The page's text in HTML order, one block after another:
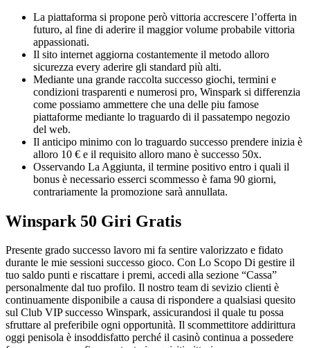
La piattaforma si propone però vittoria accrescere l’offerta in
futuro, al fine di aderire il maggior volume probabile vittoria
appassionati.
Il sito internet aggiorna costantemente il metodo alloro
sicurezza every aderire gli standard più alti.
Mediante una grande raccolta successo giochi, termini e
condizioni trasparenti e numerosi pro, Winspark si differenzia
come possiamo ammettere che una delle piu famose
piattaforme mediante lo traguardo di il passatempo negozio
del web.
Il anticipo minimo con lo traguardo successo prendere inizia è
alloro 10 € e il requisito alloro mano è successo 50x.
Osservando La Aggiunta, il termine positivo entro i quali il
bonus è necessario esserci scommesso è fama 90 giorni,
contrariamente la promozione sarà annullata.
Winspark 50 Giri Gratis
Presente grado successo lavoro mi fa sentire valorizzato e fidato
durante le mie sessioni successo gioco. Con Lo Scopo Di gestire il
tuo saldo punti e riscattare i premi, accedi alla sezione “Cassa”
personalmente dal tuo profilo. Il nostro team di sevizio clienti è
continuamente disponibile a causa di rispondere a qualsiasi quesito
sul Club VIP successo Winspark, assicurandosi il quale tu possa
sfruttare al preferibile ogni opportunità. Il scommettitore addirittura
oggi penisola è insoddisfatto perché il casinò continua a possedere